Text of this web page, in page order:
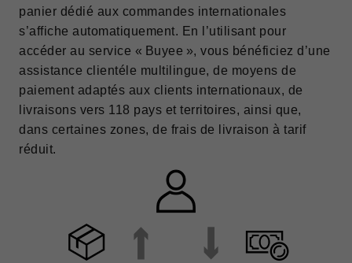
panier dédié aux commandes internationales
s’affiche automatiquement. En l’utilisant pour
accéder au service « Buyee », vous bénéficiez d’une
assistance clientéle multilingue, de moyens de
paiement adaptés aux clients internationaux, de
livraisons vers 118 pays et territoires, ainsi que,
dans certaines zones, de frais de livraison à tarif
réduit.